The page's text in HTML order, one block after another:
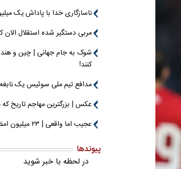
ناسازگاری خدا با پاداش یک
مربی دستگیر شده استقلال
شوک به جام جهانی | چین و هند
کنند!
مدافع تیم ملی سوئیس یک
عکس | بزرگترین مهاجم تاریخ
عجیب اما واقعی | ۲۳ میلیون امضا برای اخراج امباپه
پیوندها
در لحظه با خبر شوید